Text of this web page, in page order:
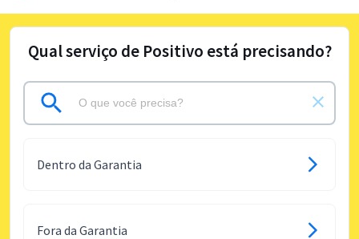
Qual serviço de Positivo está precisando?
Dentro da Garantia
Fora da Garantia